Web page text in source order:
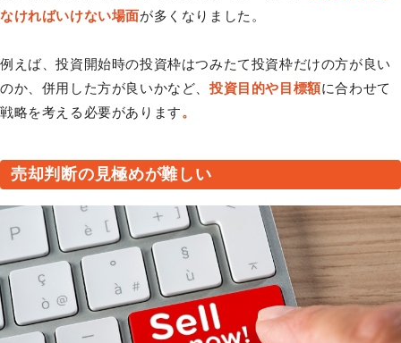
なければいけない場面が多くなりました。
例えば、投資開始時の投資枠はつみたて投資枠だけの方が良い
のか、併用した方が良いかなど、 投資目的や目標額に合わせて
戦略を考える必要があります。
売却判断の見極めが難しい